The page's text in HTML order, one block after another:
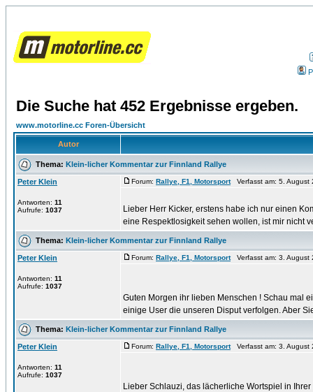
Die Suche hat 452 Ergebnisse ergeben.
www.motorline.cc Foren-Übersicht
Autor
Thema: Klein-licher Kommentar zur Finnland Rallye
Peter Klein
Antworten: 11
Aufrufe: 1037
Forum: Rallye, F1, MotorsportVerfasst am: 5.
Lieber Herr Kicker, erstens habe ich nur einen
eine Respektlosigkeit sehen wollen, ist mir nicht
Thema: Klein-licher Kommentar zur Finnland Rallye
Peter Klein
Antworten: 11
Aufrufe: 1037
Forum: Rallye, F1, MotorsportVerfasst am: 3.
Guten Morgen ihr lieben Menschen ! Schau mal
einige User die unseren Disput verfolgen. Aber
Thema: Klein-licher Kommentar zur Finnland Rallye
Peter Klein
Antworten: 11
Aufrufe: 1037
Forum: Rallye, F1, MotorsportVerfasst am: 3.
Lieber Schlauzi, das lächerliche Wortspiel in